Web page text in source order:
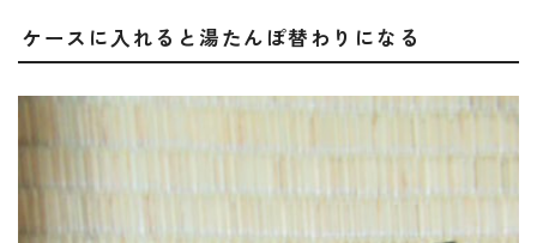
ケースに入れると湯たんぽ替わりになる